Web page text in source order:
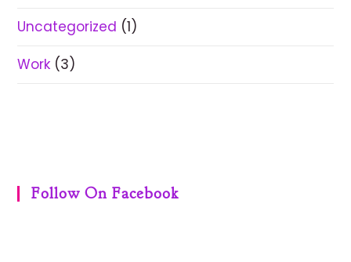
Uncategorized (1)
Work (3)
Follow On Facebook